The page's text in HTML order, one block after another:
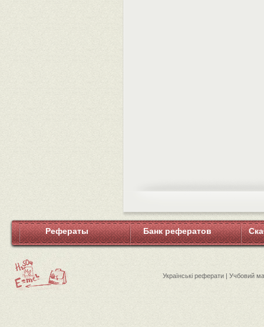
Рефераты Банк рефератов
Українські реферати | Учбовий